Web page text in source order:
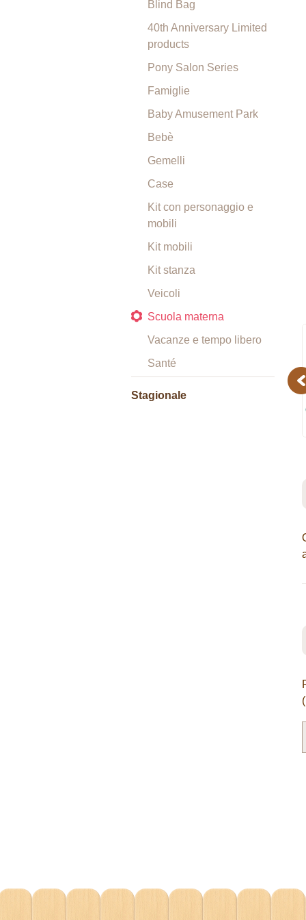
Blind Bag
40th Anniversary Limited
products
Pony Salon Series
Famiglie
Baby Amusement Park
Bebè
Gemelli
Case
Kit con personaggio e
mobili
Kit mobili
Kit stanza
Veicoli
Scuola materna
Vacanze e tempo libero
Santé
Stagionale